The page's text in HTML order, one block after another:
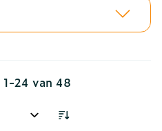
1-24 van 48